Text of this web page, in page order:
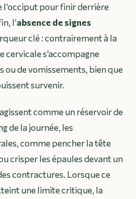
l’occiput pour finir derrière
l’absence de signes
clé : contrairement à la
cervicale s’accompagne
ou de vomissements, bien que
survenir.
comme un réservoir de
de la journée, les
comme pencher la tête
crisper les épaules devant un
contractures. Lorsque ce
une limite critique, la